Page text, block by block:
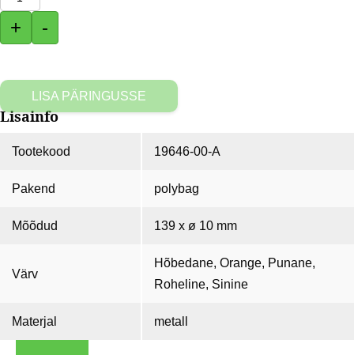
ALI
kogus
+ -
LISA PÄRINGUSSE
Lisainfo
Tootekood 19646-00-A
Pakend polybag
Mõõdud 139 x ø 10 mm
Värv
Hõbedane, Orange, Punane,
Roheline, Sinine
Materjal metall